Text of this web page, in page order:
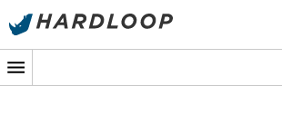
Promos d'été 🔥 -5 % EXTRA dès 2
-5%